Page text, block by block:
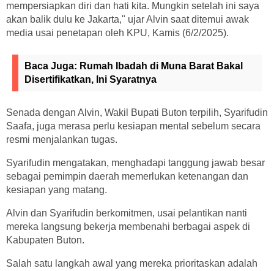
mempersiapkan diri dan hati kita. Mungkin setelah ini saya
akan balik dulu ke Jakarta," ujar Alvin saat ditemui awak
media usai penetapan oleh KPU, Kamis (6/2/2025).
Baca Juga: Rumah Ibadah di Muna Barat Bakal
Disertifikatkan, Ini Syaratnya
Senada dengan Alvin, Wakil Bupati Buton terpilih, Syarifudin
Saafa, juga merasa perlu kesiapan mental sebelum secara
resmi menjalankan tugas.
Syarifudin mengatakan, menghadapi tanggung jawab besar
sebagai pemimpin daerah memerlukan ketenangan dan
kesiapan yang matang.
Alvin dan Syarifudin berkomitmen, usai pelantikan nanti
mereka langsung bekerja membenahi berbagai aspek di
Kabupaten Buton.
Salah satu langkah awal yang mereka prioritaskan adalah